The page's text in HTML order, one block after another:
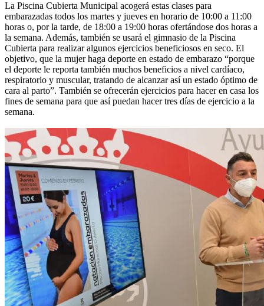
La Piscina Cubierta Municipal acogerá estas clases para
embarazadas todos los martes y jueves en horario de 10:00 a 11:00
horas o, por la tarde, de 18:00 a 19:00 horas ofertándose dos horas a
la semana. Además, también se usará el gimnasio de la Piscina
Cubierta para realizar algunos ejercicios beneficiosos en seco. El
objetivo, que la mujer haga deporte en estado de embarazo “porque
el deporte le reporta también muchos beneficios a nivel cardíaco,
respiratorio y muscular, tratando de alcanzar así un estado óptimo de
cara al parto”. También se ofrecerán ejercicios para hacer en casa los
fines de semana para que así puedan hacer tres días de ejercicio a la
semana.